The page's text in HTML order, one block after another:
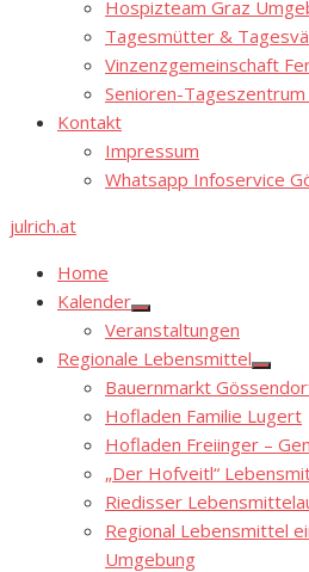
Hospizteam Graz
Tagesmütter &
Vinzenzgemeinschaft
Senioren-
Kontakt
Impressum
Whatsapp Infoservice
julrich.at
Home
Kalender
Show
sub
menu
Veranstaltungen
Regionale Lebensmittel
Show
sub
menu
Bauernmarkt
Hofladen Familie Lugert
Hofladen Freiinger –
„Der Hofveitl“
Riedisser
Regional Lebensmittel
Umgebung